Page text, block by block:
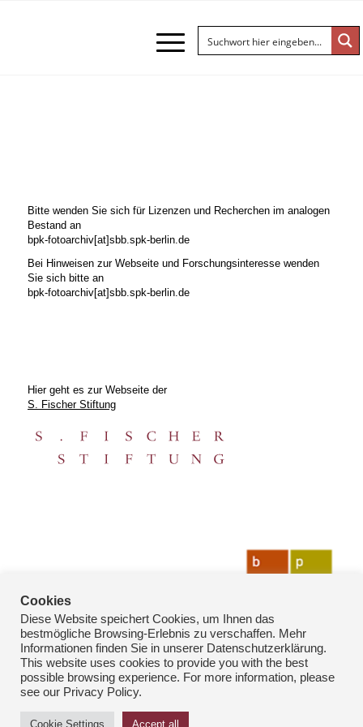
Bitte wenden Sie sich für Lizenzen und Recherchen im analogen
Bestand an
bpk-fotoarchiv[at]sbb.spk-berlin.de
Bei Hinweisen zur Webseite und Forschungsinteresse wenden
Sie sich bitte an
bpk-fotoarchiv[at]sbb.spk-berlin.de
Hier geht es zur Webseite der
S. Fischer Stiftung
© Copyright: bpk-Fotoarchiv 2026
Cookies
Diese Website speichert Cookies, um Ihnen das
bestmögliche Browsing-Erlebnis zu verschaffen. Mehr
Informationen finden Sie in unserer Datenschutzerklärung.
This website uses cookies to provide you with the best
possible browsing experience. For more information, please
see our Privacy Policy.
Cookie Settings Accept all